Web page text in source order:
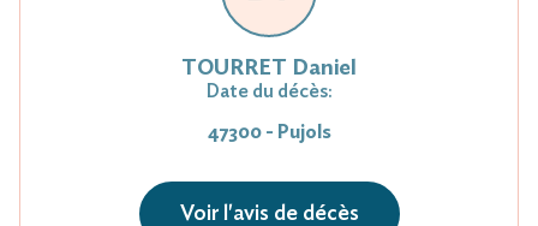
TOURRET Daniel
Date du décès:
47300 - Pujols
Voir l'avis de décès